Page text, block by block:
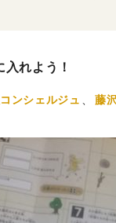
れよう！
ンシェルジュ 、 藤